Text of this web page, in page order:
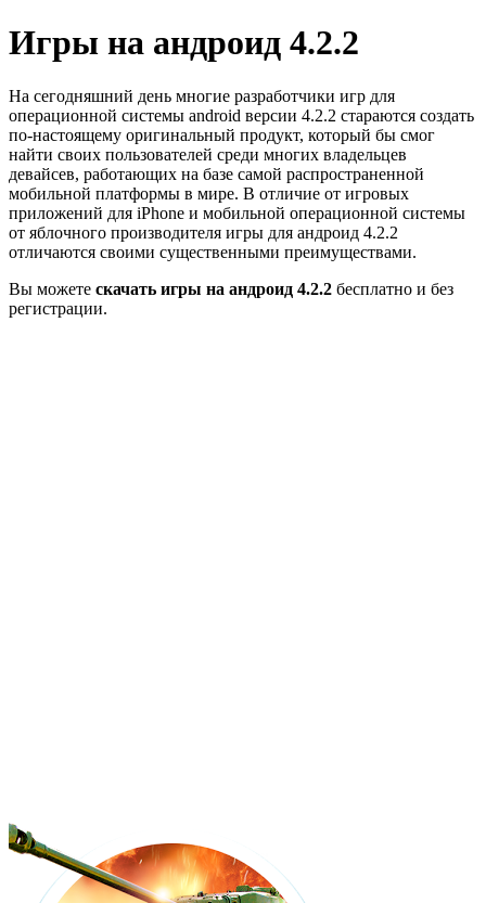
Игры на андроид 4.2.2
На сегодняшний день многие разработчики игр для
операционной системы android версии 4.2.2 стараются создать
по-настоящему оригинальный продукт, который бы смог
найти своих пользователей среди многих владельцев
девайсев, работающих на базе самой распространенной
мобильной платформы в мире. В отличие от игровых
приложений для iPhone и мобильной операционной системы
от яблочного производителя игры для андроид 4.2.2
отличаются своими существенными преимуществами.
Вы можете скачать игры на андроид 4.2.2 бесплатно и без
регистрации.